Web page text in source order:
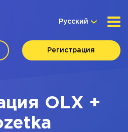
Русский
Регистрация
OLX +